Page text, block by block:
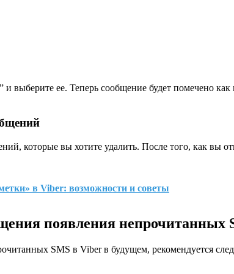
ее. Теперь сообщение будет помечено как
которые вы хотите удалить. После того, как вы
в Viber: возможности и советы
появления непрочитанных
SMS в Viber в будущем, рекомендуется